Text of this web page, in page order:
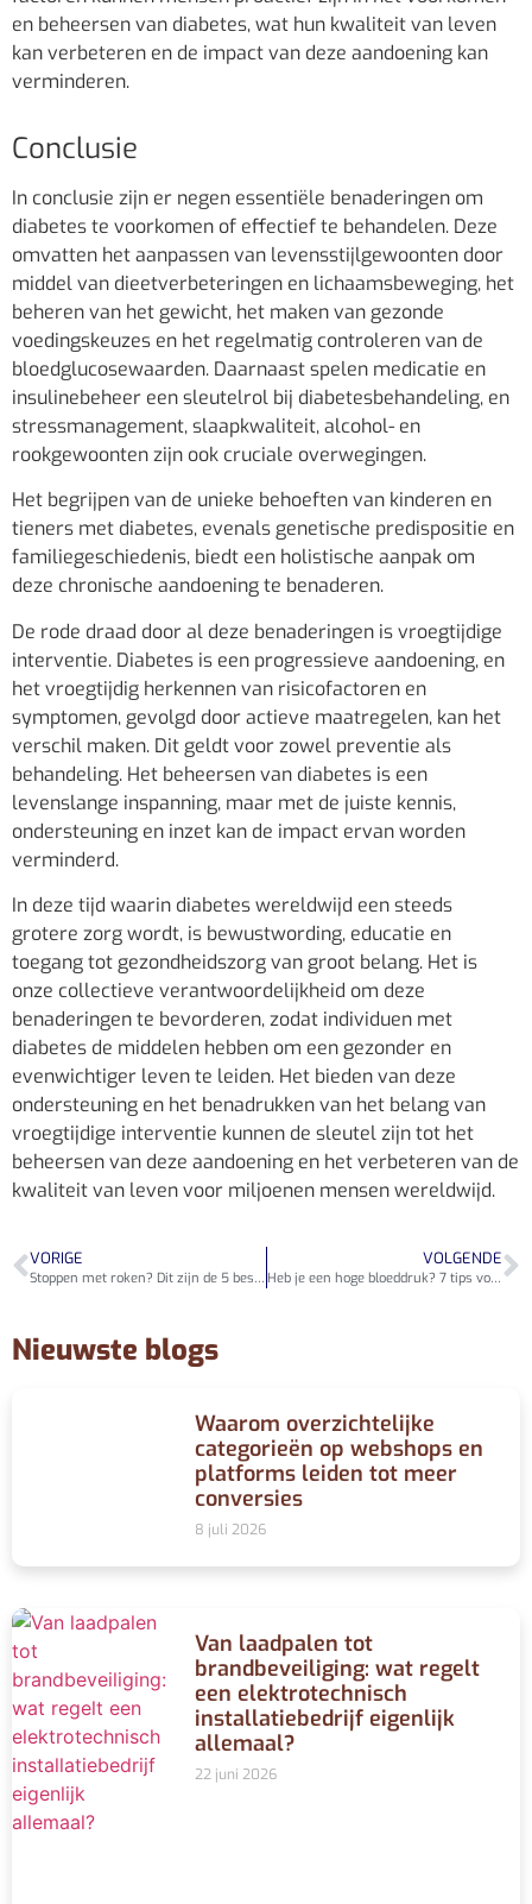
en beheersen van diabetes, wat hun kwaliteit van leven
kan verbeteren en de impact van deze aandoening kan
verminderen.
Conclusie
In conclusie zijn er negen essentiële benaderingen om
diabetes te voorkomen of effectief te behandelen. Deze
omvatten het aanpassen van levensstijlgewoonten door
middel van dieetverbeteringen en lichaamsbeweging, het
beheren van het gewicht, het maken van gezonde
voedingskeuzes en het regelmatig controleren van de
bloedglucosewaarden. Daarnaast spelen medicatie en
insulinebeheer een sleutelrol bij diabetesbehandeling, en
stressmanagement, slaapkwaliteit, alcohol- en
rookgewoonten zijn ook cruciale overwegingen.
Het begrijpen van de unieke behoeften van kinderen en
tieners met diabetes, evenals genetische predispositie en
familiegeschiedenis, biedt een holistische aanpak om
deze chronische aandoening te benaderen.
De rode draad door al deze benaderingen is vroegtijdige
interventie. Diabetes is een progressieve aandoening, en
het vroegtijdig herkennen van risicofactoren en
symptomen, gevolgd door actieve maatregelen, kan het
verschil maken. Dit geldt voor zowel preventie als
behandeling. Het beheersen van diabetes is een
levenslange inspanning, maar met de juiste kennis,
ondersteuning en inzet kan de impact ervan worden
verminderd.
In deze tijd waarin diabetes wereldwijd een steeds
grotere zorg wordt, is bewustwording, educatie en
toegang tot gezondheidszorg van groot belang. Het is
onze collectieve verantwoordelijkheid om deze
benaderingen te bevorderen, zodat individuen met
diabetes de middelen hebben om een gezonder en
evenwichtiger leven te leiden. Het bieden van deze
ondersteuning en het benadrukken van het belang van
vroegtijdige interventie kunnen de sleutel zijn tot het
beheersen van deze aandoening en het verbeteren van de
kwaliteit van leven voor miljoenen mensen wereldwijd.
VORIGE
Stoppen met roken? Dit zijn de 5 beste stopmethoden om te volgen
VOLGENDE
Heb je een hoge bloeddruk? 7 tips voor het verlagen van je bloeddruk
Nieuwste blogs
Waarom overzichtelijke
categorieën op webshops en
platforms leiden tot meer
conversies
8 juli 2026
Van laadpalen tot
brandbeveiliging: wat regelt
een elektrotechnisch
installatiebedrijf eigenlijk
allemaal?
22 juni 2026